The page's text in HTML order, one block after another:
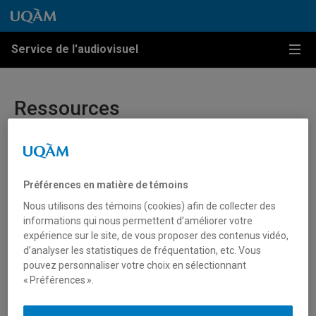
Passer au contenu
Accéder au menu principal
Accéder à la recherche
Passer au contenu
Accéder au menu principal
Service de l'audiovisuel
Ressources
Guide d’aide pour la création de sites Web à l’UQAM
Liste des salles médiatisées
Liste des types de salle médiatisée
Liste des appareils disponibles pour emprunt
Préférences en matière de témoins
Nous utilisons des témoins (cookies) afin de collecter des
informations qui nous permettent d’améliorer votre
expérience sur le site, de vous proposer des contenus vidéo,
d’analyser les statistiques de fréquentation, etc. Vous
pouvez personnaliser votre choix en sélectionnant
« Préférences ».